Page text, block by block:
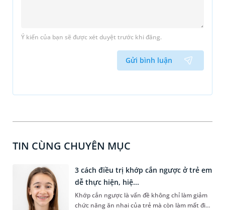
Ý kiến của bạn sẽ được xét duyệt trước khi đăng.
Gửi bình luận
TIN CÙNG CHUYÊN MỤC
3 cách điều trị khớp cắn ngược ở trẻ em
dễ thực hiện, hiệ...
Khớp cắn ngược là vấn đề không chỉ làm giảm
chức năng ăn nhai của trẻ mà còn làm mất đi